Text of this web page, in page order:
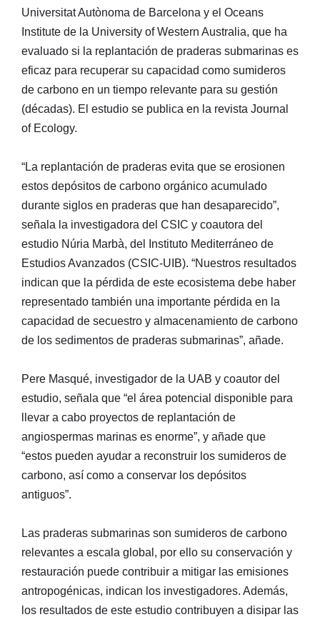
Universitat Autònoma de Barcelona y el Oceans
Institute de la University of Western Australia, que ha
evaluado si la replantación de praderas submarinas es
eficaz para recuperar su capacidad como sumideros
de carbono en un tiempo relevante para su gestión
(décadas). El estudio se publica en la revista Journal
of Ecology.
“La replantación de praderas evita que se erosionen
estos depósitos de carbono orgánico acumulado
durante siglos en praderas que han desaparecido”,
señala la investigadora del CSIC y coautora del
estudio Núria Marbà, del Instituto Mediterráneo de
Estudios Avanzados (CSIC-UIB). “Nuestros resultados
indican que la pérdida de este ecosistema debe haber
representado también una importante pérdida en la
capacidad de secuestro y almacenamiento de carbono
de los sedimentos de praderas submarinas”, añade.
Pere Masqué, investigador de la UAB y coautor del
estudio, señala que “el área potencial disponible para
llevar a cabo proyectos de replantación de
angiospermas marinas es enorme”, y añade que
“estos pueden ayudar a reconstruir los sumideros de
carbono, así como a conservar los depósitos
antiguos”.
Las praderas submarinas son sumideros de carbono
relevantes a escala global, por ello su conservación y
restauración puede contribuir a mitigar las emisiones
antropogénicas, indican los investigadores. Además,
los resultados de este estudio contribuyen a disipar las